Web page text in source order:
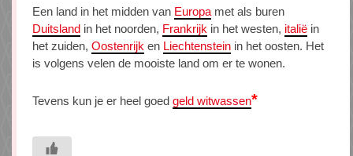
Een land in het midden van Europa met als buren
Duitsland in het noorden, Frankrijk in het westen, italië in
het zuiden, Oostenrijk en Liechtenstein in het oosten. Het
is volgens velen de mooiste land om er te wonen.
Tevens kun je er heel goed geld witwassen*